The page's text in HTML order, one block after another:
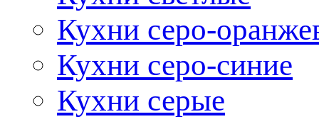
Кухни серо-
Кухни серо-синие
Кухни серые